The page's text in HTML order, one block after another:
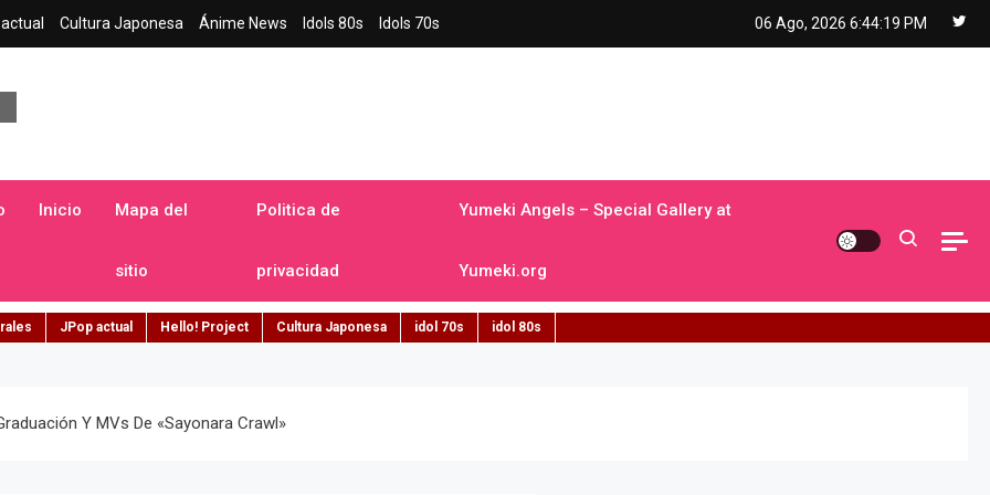
Cultura Japonesa Ánime News Idols 80s Idols 70s 06 Ago, 2026 6:44:20 PM
Inicio Mapa del
sitio
Politica de
privacidad
Yumeki Angels – Special Gallery at
Yumeki.org
JPop actual Hello! Project Cultura Japonesa idol 70s idol 80s
Y MVs De «Sayonara Crawl»